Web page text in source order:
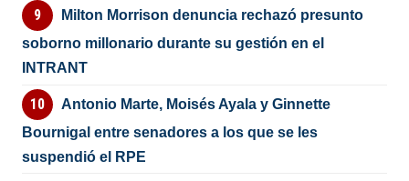
Milton Morrison denuncia rechazó presunto
soborno millonario durante su gestión en el
INTRANT
Antonio Marte, Moisés Ayala y Ginnette
Bournigal entre senadores a los que se les
suspendió el RPE